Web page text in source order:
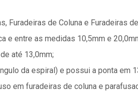
Furadeiras de Coluna e Furadeiras
e entre as medidas 10,5mm e
até 13,0mm;
da espiral) e possui a ponta em
em furadeiras de coluna e